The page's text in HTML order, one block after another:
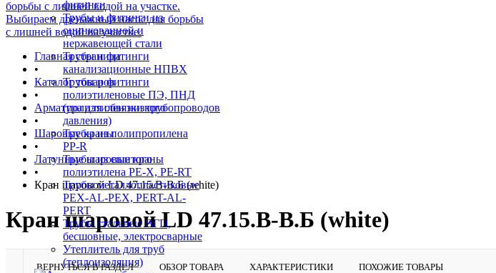
фитинги
Трубы и фитинги из
оцинкованной и
нержавеющей стали
Трубы и фитинги
канализационные НПВХ
Трубы и фитинги
полиэтиленовые ПЭ, ПНД
(полиэтилен низкого
давления)
Трубы из полипропилена
PP-R
Трубы из сшитого
полиэтилена PE-X, PE-RT
Трубы металлопластиковые
PEX-AL-PEX, PERT-AL-
PERT
Трубы стальные ВГП,
бесшовные, электросварные
Утеплитель для труб
(теплоизоляция)
Выбираем дренажный насос для борьбы
с лишней водой на участке.
Главная страница
•
Каталог товаров
•
Арматура для обвязки трубопроводов
•
Шаровые краны
•
Латунные шаровые краны
•
Кран шаровой LD 47.15.В-В.Б (white)
Кран шаровой LD 47.15.В-В.Б (white)
ВЕРНУТЬСЯ В РАЗДЕЛ ОБЗОР ТОВАРА ХАРАКТЕРИСТИКИ ПОХОЖИЕ ТОВАРЫ